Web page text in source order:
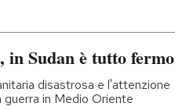
Sudan è tutto fermo
disastrosa e l'attenzione
guerra in Medio Oriente